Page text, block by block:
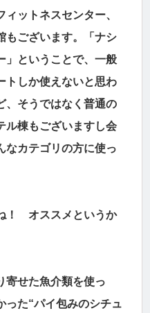
ィットネスセンター、
もございます。「ナシ
」ということで、一般
トしか使えないと思わ
、そうではなく普通の
ル棟もございますし会
なカテゴリの方に使っ
！ オススメというか
寄せた魚介類を使っ
った“パイ包みのシチュ